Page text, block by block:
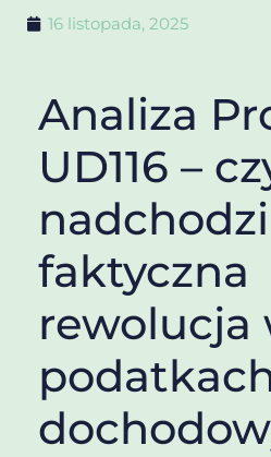
16 listopada, 2025
Analiza
UD116 –
nadchodzi
faktyczna
rewolucja